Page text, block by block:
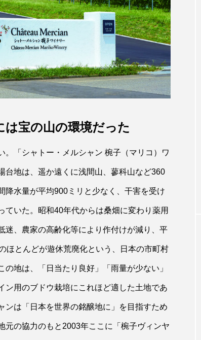
宝の山の環境だった
「シャトー・メルシャン 椀子（マリコ）ワ
台地は、遥か遠くに浅間山、蓼科山など360
降水量が平均900ミリと少なく、干害を受け
いた。昭和40年代からは桑畑に変わり薬用
迷、農家の高齢化等により作付けが減り、平
ほとんどが遊休荒廃化という、日本の市町村
地は、「日当たり良好」「雨量が少ない」
ン用のブドウ栽培にこれほど適した土地であ
ンは「日本を世界の銘醸地に」を目指すため
元の協力のもと2003年ここに「椀子ヴィンヤ